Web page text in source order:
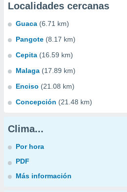
Localidades cercanas
Guaca (6.71 km)
Pangote (8.17 km)
Cepita (16.59 km)
Malaga (17.89 km)
Enciso (21.08 km)
Concepción (21.48 km)
Clima...
Por hora
PDF
Más información